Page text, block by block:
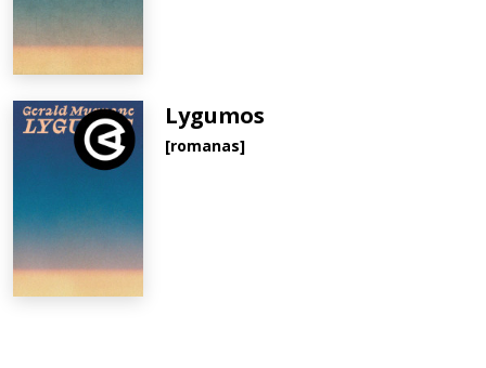
Lygumos
[romanas]